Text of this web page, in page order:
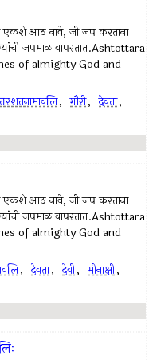
एकशे आठ नावे, जी जप करताना
जपमाळ वापरतात.Ashtottara
of almighty God and
, गौरी, देवता,
एकशे आठ नावे, जी जप करताना
जपमाळ वापरतात.Ashtottara
of almighty God and
, देवता, देवी, मीनाक्षी,